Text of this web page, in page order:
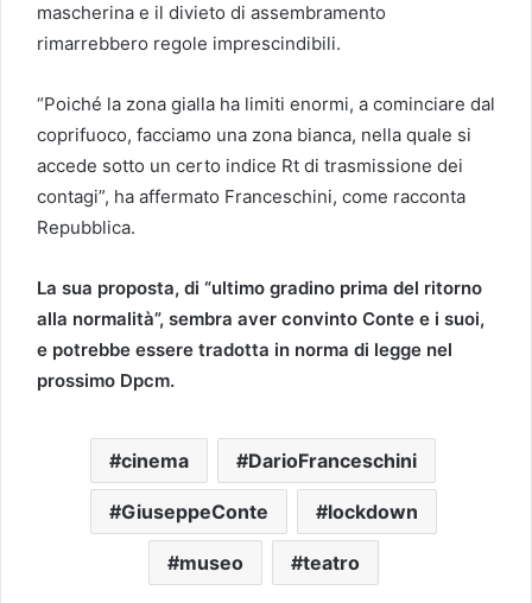
mascherina e il divieto di assembramento
rimarrebbero regole imprescindibili.
“Poiché la zona gialla ha limiti enormi, a cominciare dal
coprifuoco, facciamo una zona bianca, nella quale si
accede sotto un certo indice Rt di trasmissione dei
contagi”, ha affermato Franceschini, come racconta
Repubblica.
La sua proposta, di “ultimo gradino prima del ritorno
alla normalità”, sembra aver convinto Conte e i suoi,
e potrebbe essere tradotta in norma di legge nel
prossimo Dpcm.
cinema DarioFranceschini
GiuseppeConte lockdown
museo teatro